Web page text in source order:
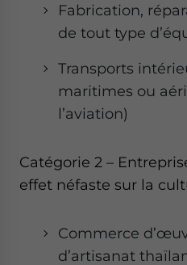
Fabrication,
de tout type
Transports
maritimes ou
l’aviation)
Catégorie 2 –
effet néfaste sur la
Commerce
d’artisanat